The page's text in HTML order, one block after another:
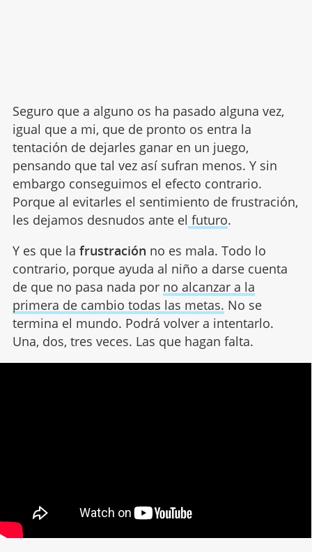
Seguro que a alguno os ha pasado alguna vez,
igual que a mi, que de pronto os entra la
tentación de dejarles ganar en un juego,
pensando que tal vez así sufran menos. Y sin
embargo conseguimos el efecto contrario.
Porque al evitarles el sentimiento de frustración,
les dejamos desnudos ante el futuro.
Y es que la frustración no es mala. Todo lo
contrario, porque ayuda al niño a darse cuenta
de que no pasa nada por no alcanzar a la
primera de cambio todas las metas. No se
termina el mundo. Podrá volver a intentarlo.
Una, dos, tres veces. Las que hagan falta.